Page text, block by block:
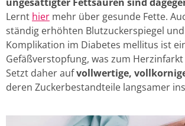
Lernt hier mehr über gesunde Fette.
ständig erhöhten Blutzuckerspiegel
Komplikation im Diabetes mellitus ist
Gefäßverstopfung, was zum
Setzt daher aufvollwertige,
deren Zuckerbestandteile langsamer